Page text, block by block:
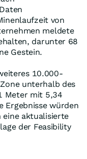
von
meldete
darunter 68
Gestein.
10.000-
unterhalb des
Meter mit 5,34
Ergebnisse würden
eine aktualisierte
der Feasibility